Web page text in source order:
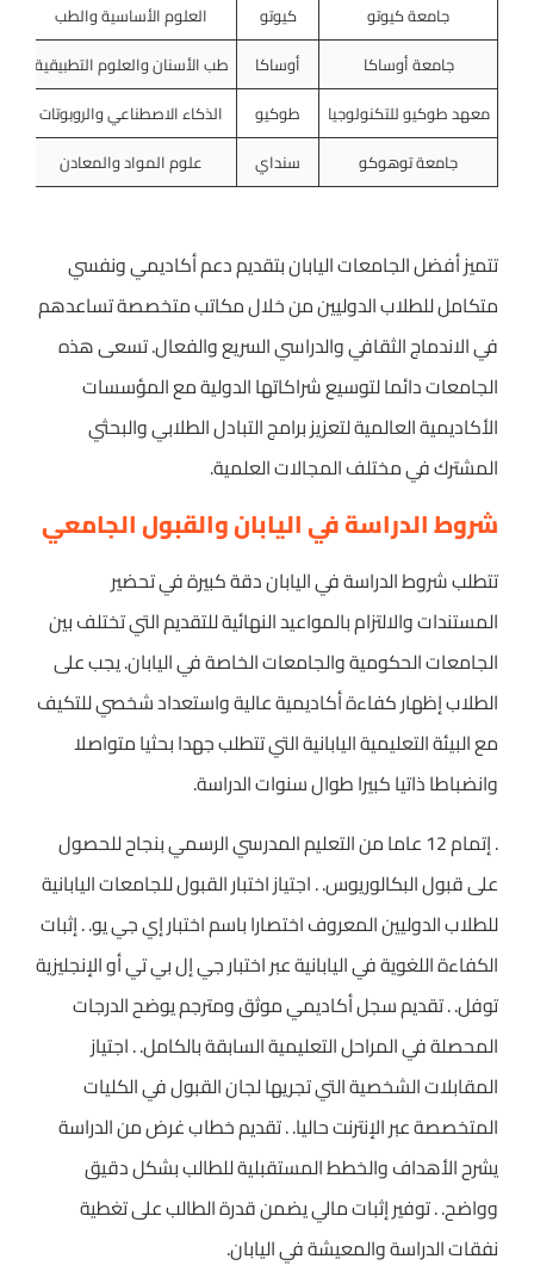
جامعة كيوتو
كيوتو
العلوم الأساسية والطب
جامعة أوساكا
أوساكا
طب الأسنان والعلوم التطبيقية
معهد طوكيو للتكنولوجيا
طوكيو
الذكاء الاصطناعي والروبوتات
جامعة توهوكو
سنداي علوم المواد والمعادن
تتميز أفضل الجامعات اليابان بتقديم دعم أكاديمي ونفسي
متكامل للطلاب الدوليين من خلال مكاتب متخصصة تساعدهم
في الاندماج الثقافي والدراسي السريع والفعال. تسعى هذه
الجامعات دائما لتوسيع شراكاتها الدولية مع المؤسسات
الأكاديمية العالمية لتعزيز برامج التبادل الطلابي والبحثي
المشترك في مختلف المجالات العلمية.
شروط الدراسة في اليابان والقبول الجامعي
تتطلب شروط الدراسة في اليابان دقة كبيرة في تحضير
المستندات والالتزام بالمواعيد النهائية للتقديم التي تختلف بين
الجامعات الحكومية والجامعات الخاصة في اليابان. يجب على
الطلاب إظهار كفاءة أكاديمية عالية واستعداد شخصي للتكيف
مع البيئة التعليمية اليابانية التي تتطلب جهدا بحثيا متواصلا
وانضباطا ذاتيا كبيرا طوال سنوات الدراسة.
. إتمام 12 عاما من التعليم المدرسي الرسمي بنجاح للحصول
على قبول البكالوريوس. . اجتياز اختبار القبول للجامعات اليابانية
للطلاب الدوليين المعروف اختصارا باسم اختبار إي جي يو. . إثبات
الكفاءة اللغوية في اليابانية عبر اختبار جي إل بي تي أو الإنجليزية
توفل. . تقديم سجل أكاديمي موثق ومترجم يوضح الدرجات
المحصلة في المراحل التعليمية السابقة بالكامل. . اجتياز
المقابلات الشخصية التي تجريها لجان القبول في الكليات
المتخصصة عبر الإنترنت حاليا. . تقديم خطاب غرض من الدراسة
يشرح الأهداف والخطط المستقبلية للطالب بشكل دقيق
وواضح. . توفير إثبات مالي يضمن قدرة الطالب على تغطية
نفقات الدراسة والمعيشة في اليابان.